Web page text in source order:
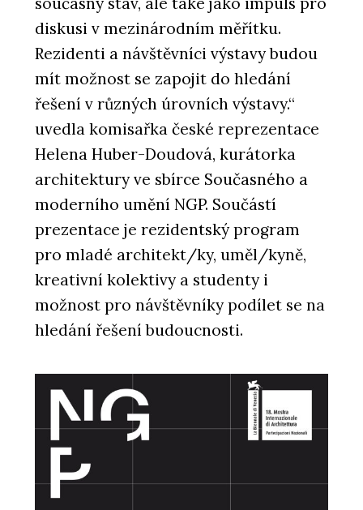
diskusi v mezinárodním měřítku.
Rezidenti a návštěvníci výstavy budou
mít možnost se zapojit do hledání
řešení v různých úrovních výstavy.“
uvedla komisařka české reprezentace
Helena Huber-Doudová, kurátorka
architektury ve sbírce Současného a
moderního umění NGP. Součástí
prezentace je rezidentský program
pro mladé architekt/ky, uměl/kyně,
kreativní kolektivy a studenty i
možnost pro návštěvníky podílet se na
hledání řešení budoucnosti.